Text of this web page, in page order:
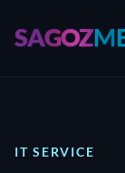
SAGOZ
IT SERVICE